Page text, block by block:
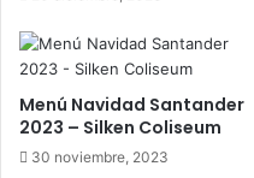
Menú Navidad Santander
2023 – Silken Coliseum
30 noviembre, 2023